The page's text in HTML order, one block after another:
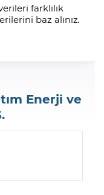
farklılık
baz alınız.
Enerji ve